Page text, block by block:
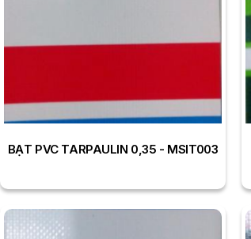
BẠT PVC TARPAULIN 0,35 - MSIT003